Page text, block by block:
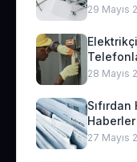
29 Mayıs
28 Mayıs
27 Mayıs